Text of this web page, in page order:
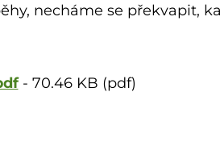
necháme se překvapit,
- 70.46 KB (pdf)